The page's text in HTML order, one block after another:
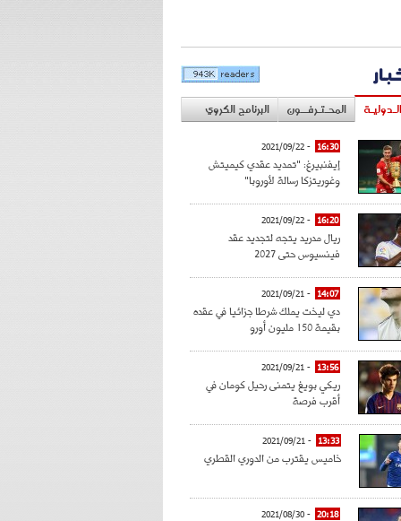
المحـتـرفــون البرنامج الكروي
16:30
- 2021/09/22
إيفنبيرغ: "تمديد عقدي كيميتش
وغوريتزكا رسالة لأوروبا"
16:20
- 2021/09/22
ريال مدريد يتجه لتجديد عقد
فينسيوس حتى 2027
14:07
- 2021/09/21
دي ليخت يملك شرطا جزائيا في عقده
بقيمة 150 مليون أورو
13:56
- 2021/09/21
ريكي بويغ يتمنى رحيل كومان في
أقرب فرصة
13:33
- 2021/09/21
خاميس يقترب من الدوري القطري
20:18
- 2021/08/30